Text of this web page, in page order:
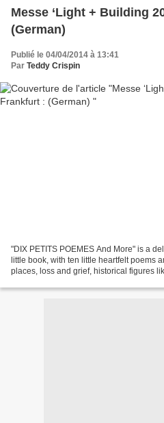
Messe ‘Light + Building
(German)
Publié le 04/04/2014 à 13:41
Par Teddy Crispin
"DIX PETITS POEMES And More" is a
little book, with ten little heartfelt poems
places, loss and grief, historical figures